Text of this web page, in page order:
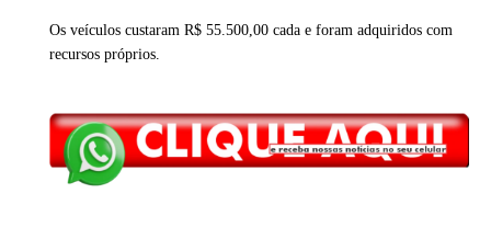
Os veículos custaram R$ 55.500,00 cada e foram adquiridos com
recursos próprios.